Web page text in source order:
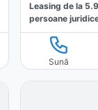
Leasing de la
persoane
Sună